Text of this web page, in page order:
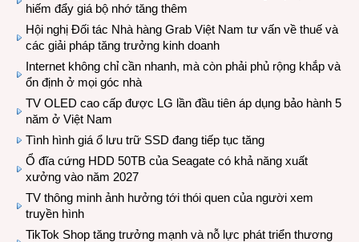
hiếm đẩy giá bộ nhớ tăng thêm
Hội nghị Đối tác Nhà hàng Grab Việt Nam tư vấn về thuế và
các giải pháp tăng trưởng kinh doanh
Internet không chỉ cần nhanh, mà còn phải phủ rộng khắp và
ổn định ở mọi góc nhà
TV OLED cao cấp được LG lần đầu tiên áp dụng bảo hành 5
năm ở Việt Nam
Tình hình giá ổ lưu trữ SSD đang tiếp tục tăng
Ổ đĩa cứng HDD 50TB của Seagate có khả năng xuất
xưởng vào năm 2027
TV thông minh ảnh hưởng tới thói quen của người xem
truyền hình
TikTok Shop tăng trưởng mạnh và nỗ lực phát triển thương